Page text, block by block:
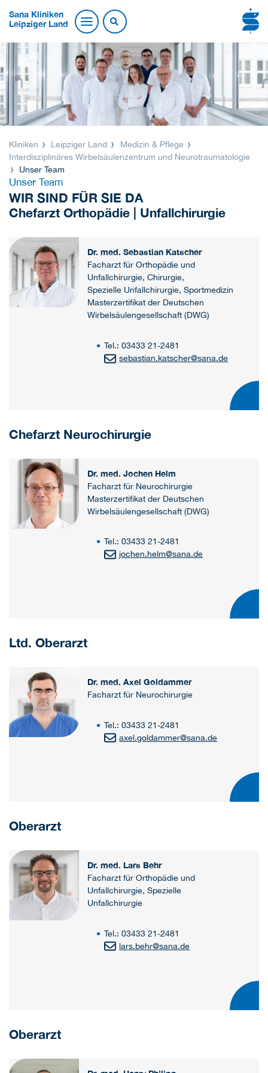
Sana Kliniken
Leipziger Land
Kliniken Leipziger Land
Medizin & Pflege
Interdisziplinäres Wirbelsäulenzentrum und Neurotraumatologie
Unser Team
Unser Team
WIR SIND FÜR SIE DA
Chefarzt Orthopädie | Unfallchirurgie
Dr. med. Sebastian Katscher
Facharzt für Orthopädie und
Unfallchirurgie, Chirurgie,
Spezielle Unfallchirurgie, Sportmedizin
Masterzertifikat der Deutschen
Wirbelsäulengesellschaft (DWG)
Tel.: 03433 21-2481
sebastian.katscher@sana.de
Chefarzt Neurochirurgie
Dr. med. Jochen Helm
Facharzt für Neurochirurgie
Masterzertifikat der Deutschen
Wirbelsäulengesellschaft (DWG)
Tel.: 03433 21-2481
jochen.helm@sana.de
Ltd. Oberarzt
Dr. med. Axel Goldammer
Facharzt für Neurochirurgie
Tel.: 03433 21-2481
axel.goldammer@sana.de
Oberarzt
Dr. med. Lars Behr
Facharzt für Orthopädie und
Unfallchirurgie, Spezielle
Unfallchirurgie
Tel.: 03433 21-2481
lars.behr@sana.de
Oberarzt